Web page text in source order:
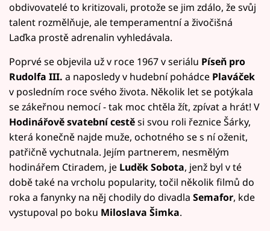
obdivovatelé to kritizovali, protože se jim zdálo, že svůj
talent rozmělňuje, ale temperamentní a živočišná
Laďka prostě adrenalin vyhledávala.
Poprvé se objevila už v roce 1967 v seriálu Píseň pro
Rudolfa III. a naposledy v hudební pohádce Plaváček
v posledním roce svého života. Několik let se potýkala
se zákeřnou nemocí - tak moc chtěla žít, zpívat a hrát! V
Hodinářově svatební cestěsi svou roli řeznice Šárky,
která konečně najde muže, ochotného se s ní oženit,
patřičně vychutnala. Jejím partnerem, nesmělým
hodinářem Ctiradem, je Luděk Sobota, jenž byl v té
době také na vrcholu popularity, točil několik filmů do
roka a fanynky na něj chodily do divadla Semafor, kde
vystupoval po boku Miloslava Šimka.